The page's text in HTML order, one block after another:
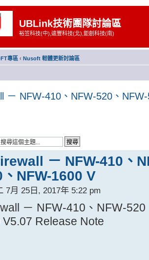
UBLink技術團隊討論區
裕笠科技(中),遠豐科技(北),鉅創科技(南)
專區 ‹ Nusoft 軔體更新討論區
－ NFW-410、NFW-520、
－ NFW-410、
NFW-1600 V
7月 25日, 2017年 5:22 pm
－ NFW-410、NFW-
Release Note